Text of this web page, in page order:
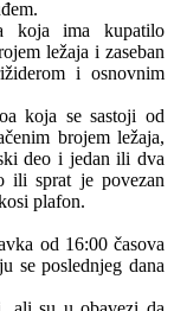
koja ima kupatilo
ležaja i zaseban
i osnovnim
koja se sastoji od
brojem ležaja,
deo i jedan ili dva
ili sprat je povezan
plafon.
od 16:00 časova
se poslednjeg dana